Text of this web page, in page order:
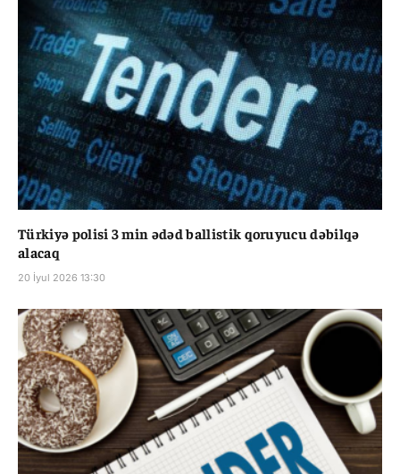
Türkiyə polisi 3 min ədəd ballistik qoruyucu dəbilqə
alacaq
20 İyul 2026 13:30